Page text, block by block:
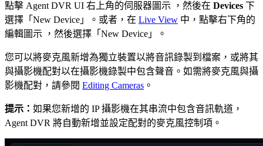
點擊 Agent DVR UI 右上角的伺服器圖示 ，然後在 Devices 下
選擇「New Device」。或者，在 Live View 中，點擊右下角的
編輯圖示
，然後選擇「New Device」。
您可以將麥克風新增為獨立裝置以將音訊錄製到檔案，或將其
與攝影機配對以在攝影機錄製中包含聲音。如需將麥克風與攝
影機配對，請參閱 Editing Cameras 。
提示： 如果您新增的 IP 攝影機在其串流中包含音訊軌道，
Agent DVR 將自動新增並設定配對的麥克風控制項。